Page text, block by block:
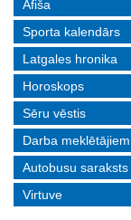
Afiša
Sporta kalendārs
Latgales hronika
Horoskops
Sēru vēstis
Darba meklētājiem
Autobusu saraksts
Virtuve